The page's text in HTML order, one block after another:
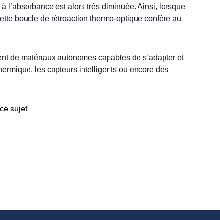
l’absorbance est alors très diminuée. Ainsi, lorsque
boucle de rétroaction thermo-optique confère au
de matériaux autonomes capables de s’adapter et
les capteurs intelligents ou encore des
sujet.